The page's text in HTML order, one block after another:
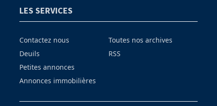
LES SERVICES
Contactez nous
Deuils
Petites annonces
Annonces immobilières
Toutes nos archives
RSS